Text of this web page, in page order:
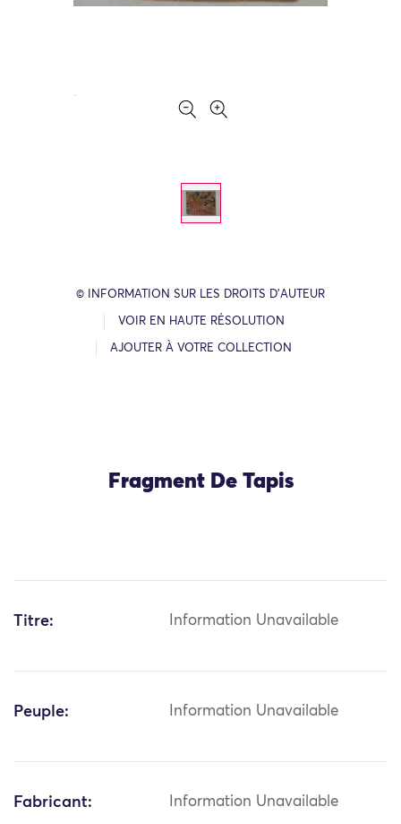
© INFORMATION SUR LES DROITS D’AUTEUR
VOIR EN HAUTE RÉSOLUTION
AJOUTER À VOTRE COLLECTION
Fragment De Tapis
Titre: Information Unavailable
Peuple: Information Unavailable
Fabricant: Information Unavailable